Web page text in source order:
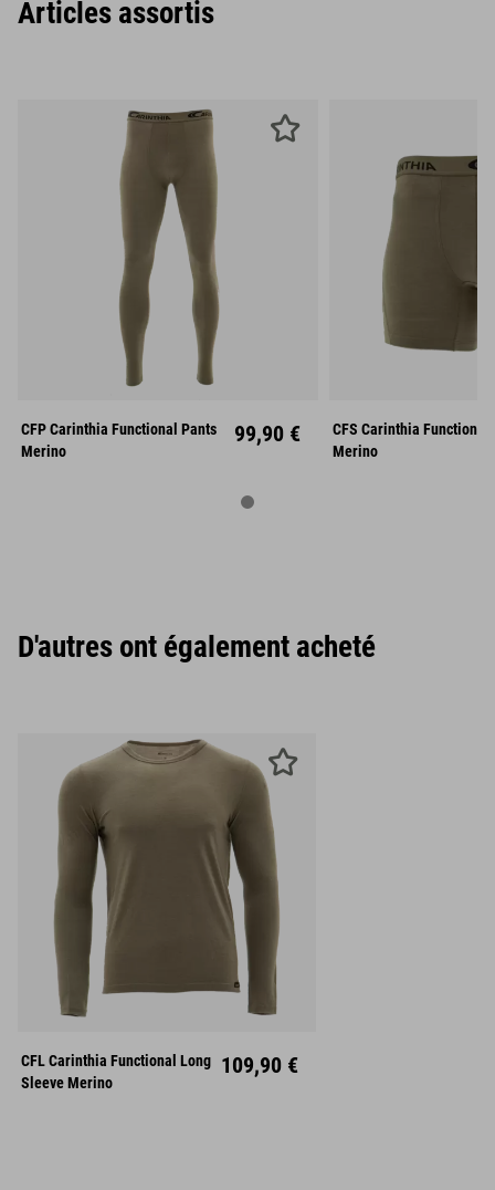
Articles assortis
CFP Carinthia Functional Pants
Merino
99,90 €
CFS Carinthia Functional
Merino
D'autres ont également acheté
CFL Carinthia Functional Long
Sleeve Merino
109,90 €